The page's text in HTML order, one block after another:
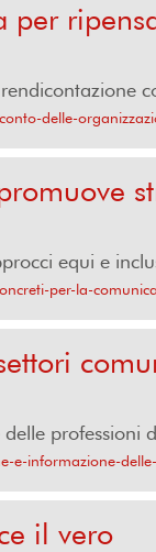
delle-
equi e
per-la-
professioni
e-informazione-
il vero